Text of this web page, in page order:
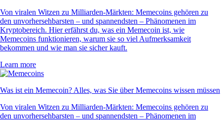
Von viralen Witzen zu Milliarden-Märkten: Memecoins gehören zu
den unvorhersehbarsten – und spannendsten – Phänomenen im
Kryptobereich. Hier erfährst du, was ein Memecoin ist, wie
Memecoins funktionieren, warum sie so viel Aufmerksamkeit
bekommen und wie man sie sicher kauft.
Learn more
Was ist ein Memecoin? Alles, was Sie über Memecoins wissen müssen
Von viralen Witzen zu Milliarden-Märkten: Memecoins gehören zu
den unvorhersehbarsten – und spannendsten – Phänomenen im